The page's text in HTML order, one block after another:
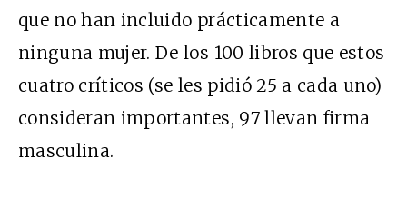
que no han incluido prácticamente a
ninguna mujer. De los 100 libros que estos
cuatro críticos (se les pidió 25 a cada uno)
consideran importantes, 97 llevan firma
masculina.